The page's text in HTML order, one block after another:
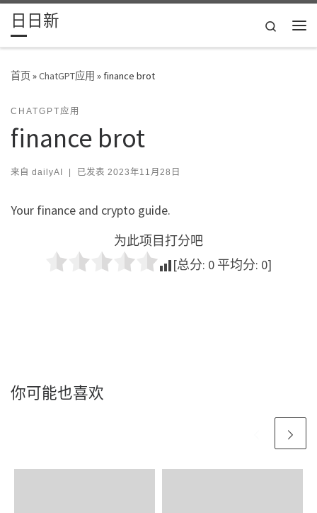
Skip to content
日日新
Search
首页»ChatGPT应用 »finance brot
CHATGPT应用
finance brot
来自 dailyAI | 已发表 2023年11月28日
Your finance and crypto guide.
为此项目打分吧
[总分: 0 平均分: 0]
你可能也喜欢